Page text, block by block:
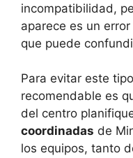
incompatibilidad,
aparece es un
que puede
Para evitar este
recomendable es
del centro
coordinadas de
los equipos, tanto